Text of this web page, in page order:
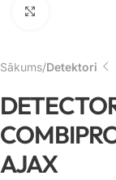
Noklikšķiniet,
Sākums Detektori
AJAX